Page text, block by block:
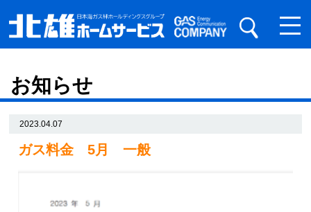
お知らせ
2023.04.07
ガス料金 5月 一般